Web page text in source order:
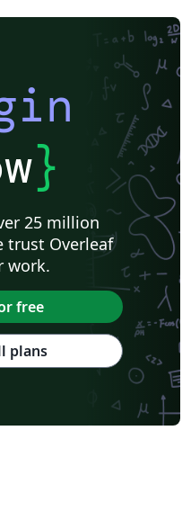
}
25 million
trust Overleaf
work.
free
plans